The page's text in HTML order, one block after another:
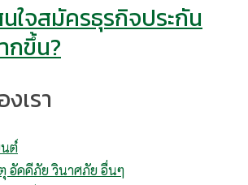
ใจสมัครธุรกิจประกัน
กขึ้น?
เรา
ต์
อัคคีภัย วินาศภัย อื่นๆ